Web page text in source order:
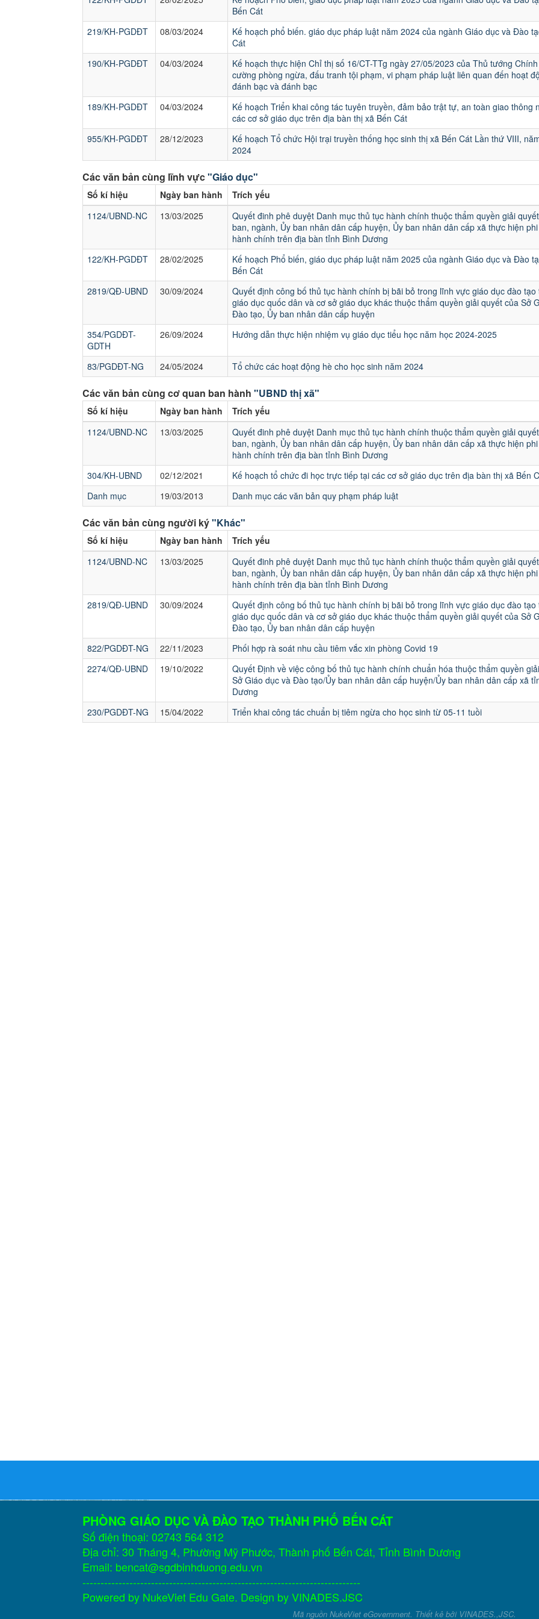
Bến Cát
219/KH-PGDĐT
08/03/2024
Kế hoạch phổ biến. giáo dục pháp luật năm 2024 của ngành Giáo dục và Đào
Cát
190/KH-PGDĐT
04/03/2024
Kế hoạch thực hiện Chỉ thị số 16/CT-TTg ngày 27/05/2023 của Thủ tướng
cường phòng ngừa, đấu tranh tội phạm, vi phạm pháp luật liên quan đến hoạt
đánh bạc và đánh bạc
189/KH-PGDĐT
04/03/2024
Kế hoạch Triển khai công tác tuyên truyền, đảm bảo trật tự, an toàn giao thông
các cơ sở giáo dục trên địa bàn thị xã Bến Cát
955/KH-PGDĐT
28/12/2023
Kế hoạch Tổ chức Hội trại truyền thống học sinh thị xã Bến Cát Lần thứ VIII,
2024
Các văn bản cùng lĩnh vực"Giáo dục"
Số kí hiệu Ngày ban hành
Trích yếu
1124/UBND-NC
13/03/2025
Quyết đinh phê duyệt Danh mục thủ tục hành chính thuộc thẩm quyền giải
ban, ngành, Ủy ban nhân dân cấp huyện, Ủy ban nhân dân cấp xã thực hiện
hành chính trên địa bàn tỉnh Bình Dương
122/KH-PGDĐT
28/02/2025
Kế hoạch Phổ biến, giáo dục pháp luật năm 2025 của ngành Giáo dục và Đào
Bến Cát
2819/QĐ-UBND
30/09/2024
Quyết định công bố thủ tục hành chính bị bãi bỏ trong lĩnh vực giáo dục đào tạo
giáo dục quốc dân và cơ sở giáo dục khác thuộc thẩm quyền giải quyết của Sở
Đào tạo, Ủy ban nhân dân cấp huyện
354/PGDĐT-
GDTH
26/09/2024 Hướng dẫn thực hiện nhiệm vụ giáo dục tiểu học năm học 2024-2025
83/PGDĐT-NG 24/05/2024 Tổ chức các hoạt động hè cho học sinh năm 2024
Các văn bản cùng cơ quan ban hành "UBND thị xã"
Số kí hiệu Ngày ban hành
Trích yếu
1124/UBND-NC
13/03/2025
Quyết đinh phê duyệt Danh mục thủ tục hành chính thuộc thẩm quyền giải
ban, ngành, Ủy ban nhân dân cấp huyện, Ủy ban nhân dân cấp xã thực hiện
hành chính trên địa bàn tỉnh Bình Dương
304/KH-UBND
02/12/2021
Kế hoạch tổ chức đi học trực tiếp tại các cơ sở giáo dục trên địa bàn thị xã Bến
Danh mục
19/03/2013 Danh mục các văn bản quy phạm pháp luật
Các văn bản cùng người ký"Khác"
Số kí hiệu Ngày ban hành
Trích yếu
1124/UBND-NC
13/03/2025
Quyết đinh phê duyệt Danh mục thủ tục hành chính thuộc thẩm quyền giải
ban, ngành, Ủy ban nhân dân cấp huyện, Ủy ban nhân dân cấp xã thực hiện
hành chính trên địa bàn tỉnh Bình Dương
2819/QĐ-UBND
30/09/2024
Quyết định công bố thủ tục hành chính bị bãi bỏ trong lĩnh vực giáo dục đào tạo
giáo dục quốc dân và cơ sở giáo dục khác thuộc thẩm quyền giải quyết của Sở
Đào tạo, Ủy ban nhân dân cấp huyện
822/PGDĐT-NG
22/11/2023
Phối hợp rà soát nhu cầu tiêm vắc xin phòng Covid 19
2274/QĐ-UBND
19/10/2022
Quyết Định về việc công bố thủ tục hành chính chuẩn hóa thuộc thẩm quyền
Sở Giáo dục và Đào tạo/Ủy ban nhân dân cấp huyện/Ủy ban nhân dân cấp xã
Dương
230/PGDĐT-NG
15/04/2022 Triển khai công tác chuẩn bị tiêm ngừa cho học sinh từ 05-11 tuồi
PHÒNG GIÁO DỤC VÀ ĐÀO TẠO THÀNH PHỐ BẾN CÁT
Số điện thoại: 02743 564 312
Địa chỉ: 30 Tháng 4, Phường Mỹ Phước, Thành phố Bến Cát, Tỉnh Bình Dương
Email: bencat@sgdbinhduong.edu.vn
-----------------------------------------------------------------------------
Powered by NukeViet Edu Gate. Design byVINADES.JSC
Mã nguồn NukeViet eGovernment. Thiết kê bởi VINADES.,JSC.